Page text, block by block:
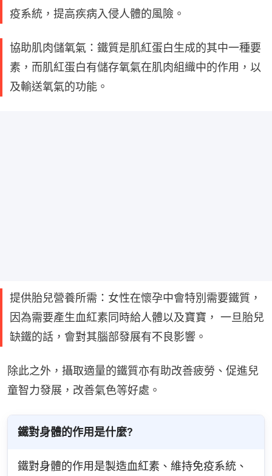
疫系統，提高疾病入侵人體的風險。
協助肌肉儲氧氣：鐵質是肌紅蛋白生成的其中一種要
素，而肌紅蛋白有儲存氧氣在肌肉組織中的作用，以
及輸送氧氣的功能。
提供胎兒營養所需：女性在懷孕中會特別需要鐵質，
因為需要產生血紅素同時給人體以及寶寶， 一旦胎兒
缺鐵的話，會對其腦部發展有不良影響。
除此之外，攝取適量的鐵質亦有助改善疲勞、促進兒
童智力發展，改善氣色等好處。
鐵對身體的作用是什麼?
鐵對身體的作用是製造血紅素、維持免疫系統、